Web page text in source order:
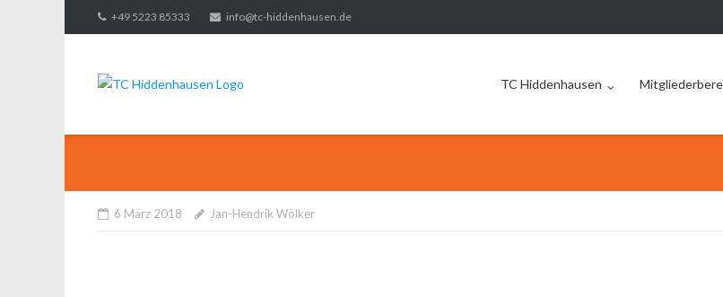
Direkt
zum
+49 5223 85333 info@tc-hiddenhausen.de
TC Hiddenhausen
6 März 2018 Jan-Hendrik Wölker